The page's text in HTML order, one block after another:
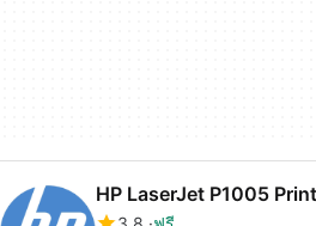
HP LaserJet P1005